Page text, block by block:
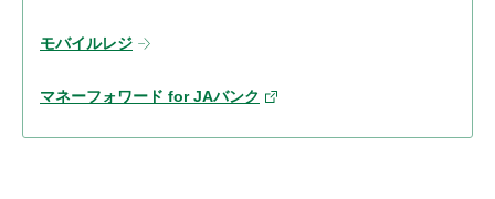
モバイルレジ
マネーフォワード for JAバンク